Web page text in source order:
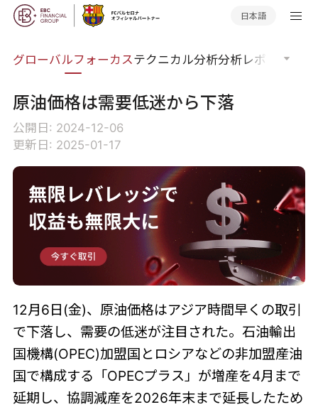
日本語
グローバルフォーカステクニカル分析分析レポート
原油価格は需要低迷から下落
公開日: 2024-12-06
更新日: 2025-01-17
12月6日(金)、原油価格はアジア時間早くの取引
で下落し、需要の低迷が注目された。石油輸出
国機構(OPEC)加盟国とロシアなどの非加盟産油
国で構成する「OPECプラス」が増産を4月まで
延期し、協調減産を2026年末まで延長したため